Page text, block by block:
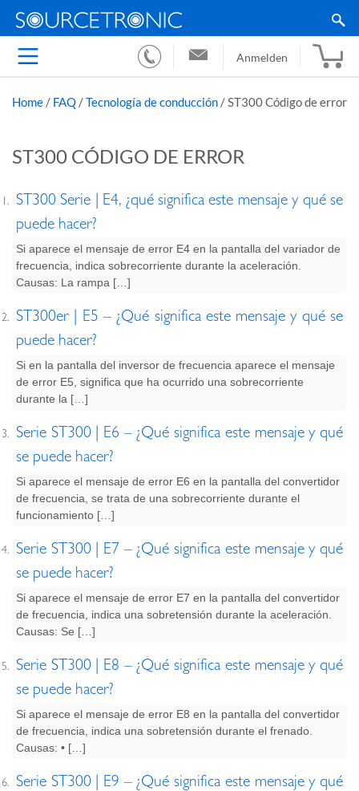
Anmelden
Home / FAQ /Tecnología de conducción / ST300 Código de error
ST300 CÓDIGO DE ERROR
ST300 Serie | E4, ¿qué significa este mensaje y qué se
puede hacer?
Si aparece el mensaje de error E4 en la pantalla del variador de
frecuencia, indica sobrecorriente durante la aceleración.
Causas: La rampa […]
ST300er | E5 – ¿Qué significa este mensaje y qué se
puede hacer?
Si en la pantalla del inversor de frecuencia aparece el mensaje
de error E5, significa que ha ocurrido una sobrecorriente
durante la […]
Serie ST300 | E6 – ¿Qué significa este mensaje y qué
se puede hacer?
Si aparece el mensaje de error E6 en la pantalla del convertidor
de frecuencia, se trata de una sobrecorriente durante el
funcionamiento […]
Serie ST300 | E7 – ¿Qué significa este mensaje y qué
se puede hacer?
Si aparece el mensaje de error E7 en la pantalla del convertidor
de frecuencia, indica una sobretensión durante la aceleración.
Causas: Se […]
Serie ST300 | E8 – ¿Qué significa este mensaje y qué
se puede hacer?
Si aparece el mensaje de error E8 en la pantalla del convertidor
de frecuencia, indica una sobretensión durante el frenado.
Causas: • […]
Serie ST300 | E9 – ¿Qué significa este mensaje y qué